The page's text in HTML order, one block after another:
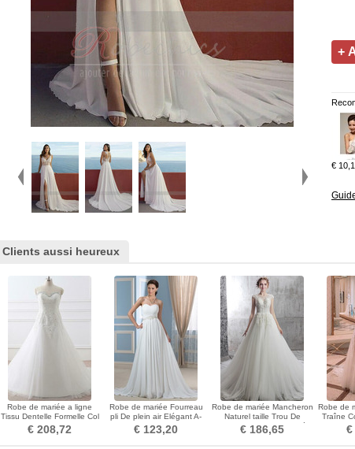
€
Clients aussi heureux
Robe de mariée a ligne
Tissu Dentelle Formelle Col
en Cœur Sans Manches
€ 208,72
Robe de mariée Fourreau
pli De plein air Elégant A-
ligne Manquant
€ 123,20
Robe de mariée Mancheron
Naturel taille Trou De
Serrure Triangle Inversé
€ 186,65
Robe de
Traîne
€